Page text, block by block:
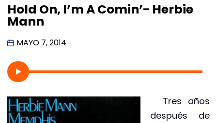
Hold On, I’m A Comin’- Herbie
Mann
MAYO 7, 2014
Tres años
después de